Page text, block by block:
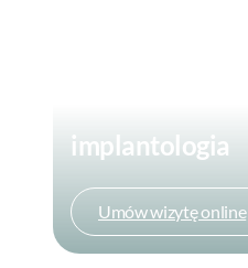
implantologia
Umów wizytę online
Umów wizytę online